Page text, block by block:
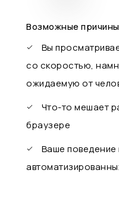
Возможные
Вы
со скоростью,
ожидаемую от
Что-то мешает
браузере
Ваше